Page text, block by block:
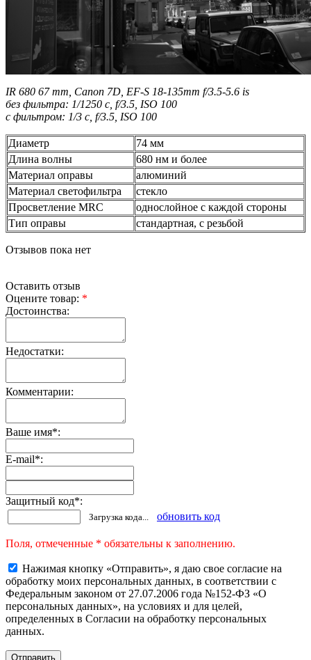
IR 680 67 mm, Canon 7D, EF-S 18-135mm f/3.5-5.6 is
без фильтра: 1/1250 с, f/3.5, ISO 100
с фильтром: 1/3 с, f/3.5, ISO 100
Диаметр
74 мм
Длина волны
680 нм и более
Материал оправы
алюминий
Материал светофильтра
стекло
Просветление MRC
однослойное с каждой стороны
Тип оправы
стандартная, с резьбой
Отзывов пока нет
Оставить отзыв
Оцените товар: *
Достоинства:
Недостатки:
Комментарии:
Ваше имя*:
E-mail*:
Защитный код*:
Загрузка кода... обновить код
Поля, отмеченные * обязательны к заполнению.
Нажимая кнопку «Отправить», я даю свое согласие на
обработку моих персональных данных, в соответствии с
Федеральным законом от 27.07.2006 года №152-ФЗ «О
персональных данных», на условиях и для целей,
определенных в Согласии на обработку персональных
данных.